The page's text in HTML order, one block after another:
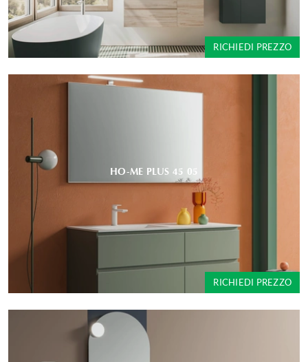
RICHIEDI PREZZO
HO-ME PLUS 45 05
RICHIEDI PREZZO